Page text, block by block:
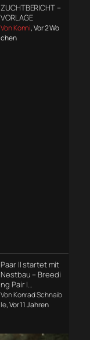
ZUCHTBERICHT –
VORLAGE
Von Konni, Vor 2 Wo
chen
Paar II startet mit
Nestbau – Breedi
ng Pair I…
Von Konrad Schnaib
le, Vor 11 Jahren